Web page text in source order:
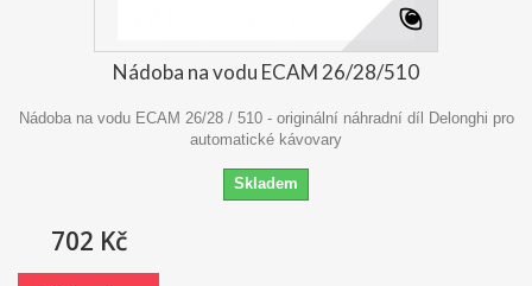
Nádoba na vodu ECAM 26/28/510
Nádoba na vodu ECAM 26/28 / 510 - originální náhradní díl Delonghi pro
automatické kávovary
Skladem
702 Kč